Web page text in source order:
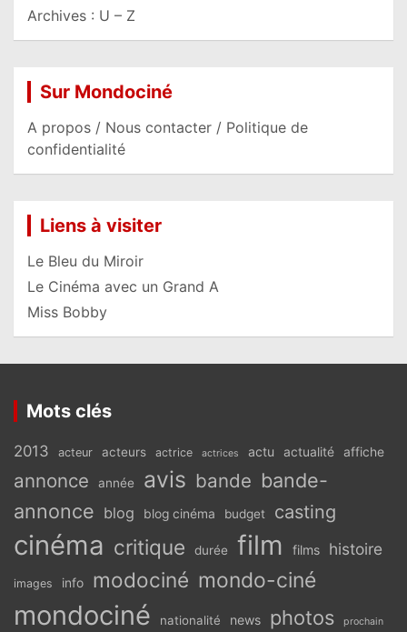
Archives : U – Z
Sur Mondociné
A propos / Nous contacter / Politique de
confidentialité
Liens à visiter
Le Bleu du Miroir
Le Cinéma avec un Grand A
Miss Bobby
Mots clés
2013 acteur acteurs actrice actrices actu actualité affiche
annonce année avis bande bande-
annonce blog blog cinéma budget casting
cinéma critique durée film films histoire
images info modociné mondo-ciné
mondociné nationalité news photos prochain